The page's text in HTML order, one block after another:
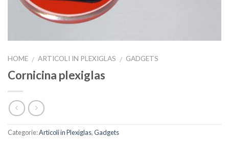
HOME / ARTICOLI IN PLEXIGLAS / GADGETS
Cornicina plexiglas
Categorie:Articoli in Plexiglas,Gadgets